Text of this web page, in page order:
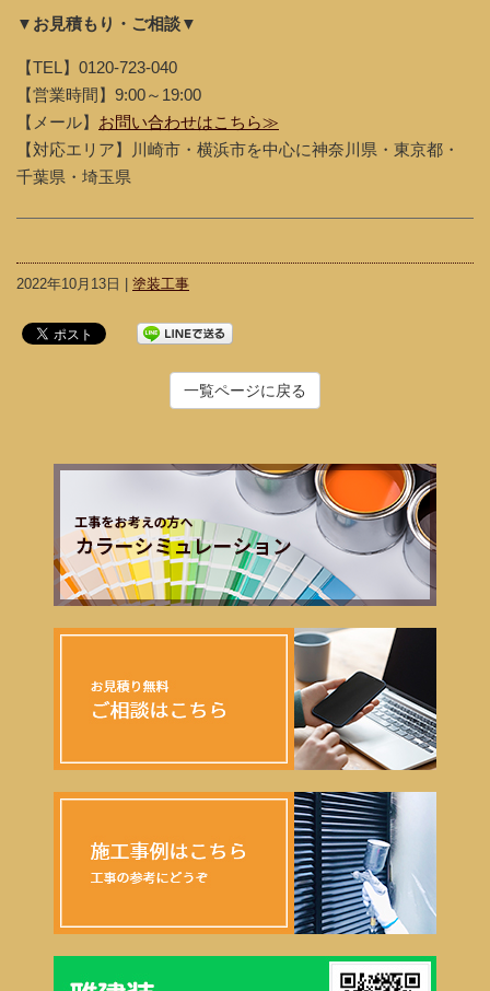
▼お見積もり・ご相談▼
【TEL】0120-723-040
【営業時間】9:00～19:00
【メール】 お問い合わせはこちら≫
【対応エリア】川崎市・横浜市を中心に神奈川県・東京都・
千葉県・埼玉県
2022年10月13日 | 塗装工事
一覧ページに戻る